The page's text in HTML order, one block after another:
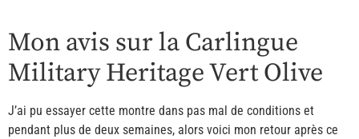
Mon avis sur la Carlingue
Military Heritage Vert Olive
J’ai pu essayer cette montre dans pas mal de conditions et
pendant plus de deux semaines, alors voici mon retour après ce